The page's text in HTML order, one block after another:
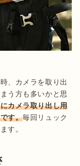
、カメラを取り出
う方も多いかと思
カメラ取り出し用
す。毎回リュック
す。